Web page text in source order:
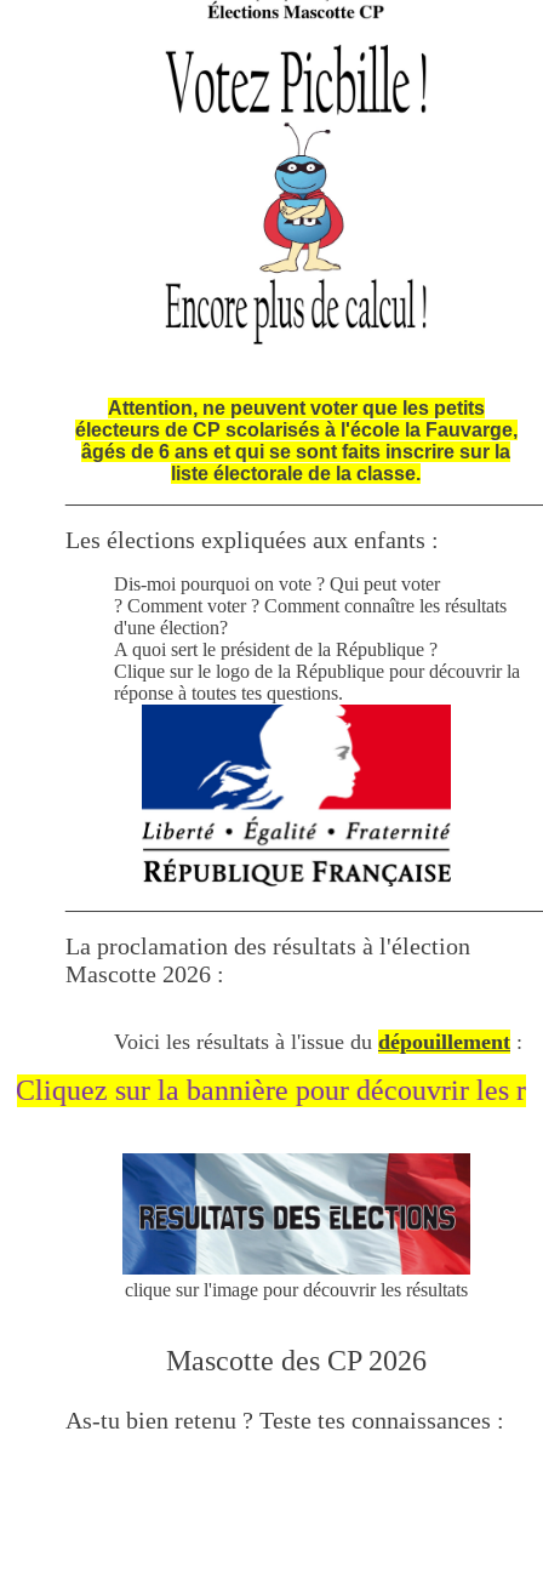
Attention, ne peuvent voter que les petits
électeurs de CP scolarisés à l'école la Fauvarge,
âgés de 6 ans et qui se sont faits inscrire sur la
liste électorale de la classe.
Les élections expliquées aux enfants :
Dis-moi pourquoi on vote ? Qui peut voter
? Comment voter ? Comment connaître les résultats
d'une élection?
A quoi sert le président de la République ?
Clique sur le logo de la République pour découvrir la
réponse à toutes tes questions.
La proclamation des résultats à l'élection
Mascotte 2026 :
Voici les résultats à l'issue du dépouillement :
sur la bannière pour découvrir les
clique sur l'image pour découvrir les résultats
Mascotte des CP 2026
As-tu bien retenu ? Teste tes connaissances :